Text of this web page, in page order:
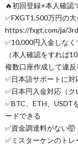
🔥初回登録+本人確認
✅FXGT1,500万円の
https://fxgt.com/ja/
✅10,000円入金しなく
（本人確認をすれば
複数口座作成して違反
✅日本語サポートに対
✅日本円入金対応（ク
✅BTC、ETH、USDT
ードできる
✅資金調達料がない🤯
✅ミスターケンのト